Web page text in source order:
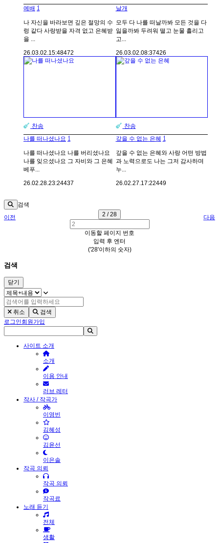
예배 1
나 자신을 바라보면 깊은 절망의 수
렁 같다 사랑받을 자격 없고 은혜받
을 ...
26.03.02.15:48472
날개
모두 다 나를 떠날까봐 모든 것을 다
잃을까봐 두려워 떨고 눈물 흘리고
고...
26.03.02.08:37426
찬송
나를 떠나셨나요 1
나를 떠나셨나요 나를 버리셨나요
나를 잊으셨나요 그 자비와 그 은혜
베푸...
26.02.28.23:24437
찬송
갚을 수 없는 은혜 1
갚을 수 없는 은혜와 사랑 어떤 방법
과 노력으로도 나는 그저 감사하며
누...
26.02.27.17:22449
검색
이전
2 / 28
이동할 페이지 번호
입력 후 엔터
('28'이하의 숫자)
다음
검색
닫기
취소
검색
로그인회원가입
사이트 소개
소개
이용 안내
러브 레터
작사 / 작곡가
이영빈
김혜성
김윤선
이은솔
작곡 의뢰
작곡 의뢰
작곡료
노래 듣기
전체
생활